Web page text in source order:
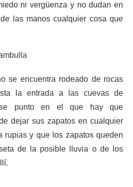
ni vergüenza y no dudan en
las manos cualquier cosa que
se encuentra rodeado de rocas
la entrada a las cuevas de
punto en el que hay que
dejar sus zapatos en cualquier
rupias y que los zapatos queden
de la posible lluvia o de los